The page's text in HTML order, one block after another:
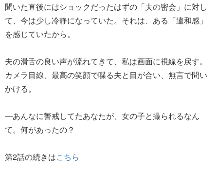
聞いた直後にはショックだったはずの「夫の密会」に対し
て、今は少し冷静になっていた。それは、ある「違和感」
を感じていたから。
夫の滑舌の良い声が流れてきて、私は画面に視線を戻す。
カメラ目線、最高の笑顔で喋る夫と目が合い、無言で問い
かける。
―あんなに警戒してたあなたが、女の子と撮られるなん
て。何があったの？
第2話の続きはこちら